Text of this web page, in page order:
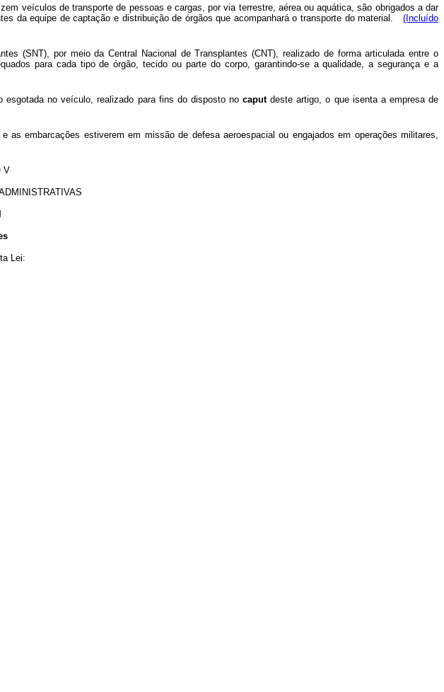
veículos de transporte de pessoas e cargas, por via terrestre, aérea ou aquática, são obrigados a dar
da equipe de captação e distribuição de órgãos que acompanhará o transporte do material. (Incluído
(SNT), por meio da Central Nacional de Transplantes (CNT), realizado de forma articulada entre o
para cada tipo de órgão, tecido ou parte do corpo, garantindo-se a qualidade, a segurança e a
esgotada no veículo, realizado para fins do disposto nocaput deste artigo, o que isenta a empresa de
embarcações estiverem em missão de defesa aeroespacial ou engajados em operações militares,
V
Lei: